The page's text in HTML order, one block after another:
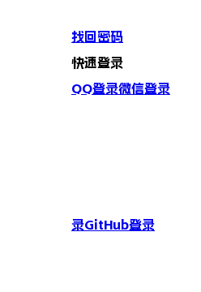
找回密码
快速登录
QQ登录微信登录
录GitHub登录